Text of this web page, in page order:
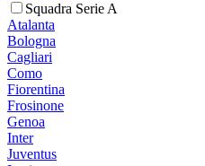
Squadra Serie A
Atalanta
Bologna
Cagliari
Como
Fiorentina
Frosinone
Genoa
Inter
Juventus